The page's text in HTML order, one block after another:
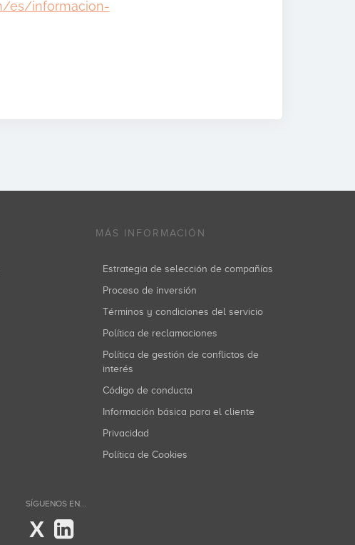
MÁS INFORMACIÓN
Estrategia de selección de compañías
Proceso de inversión
Términos y condiciones del servicio
Política de reclamaciones
Política de gestión de conflictos de
interés
Código de conducta
Información básica para el cliente
Privacidad
Política de Cookies
SÍGUENOS EN...
X